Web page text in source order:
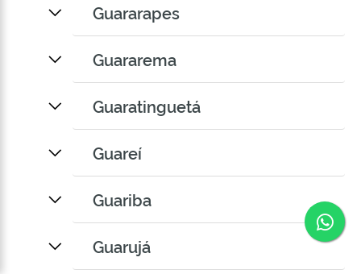
Guararapes
Guararema
Guaratinguetá
Guareí
Guariba
Guarujá